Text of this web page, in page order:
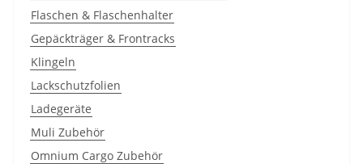
Flaschen & Flaschenhalter
Gepäckträger & Frontracks
Klingeln
Lackschutzfolien
Ladegeräte
Muli Zubehör
Omnium Cargo Zubehör